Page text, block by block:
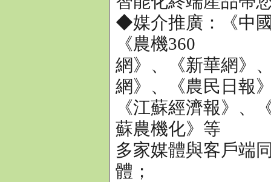
◆媒介推廣：《中
《農機360
網》、《新華網》
網》、《農民日報
《江蘇經濟報》、
蘇農機化》等
多家媒體與客戶端
體；